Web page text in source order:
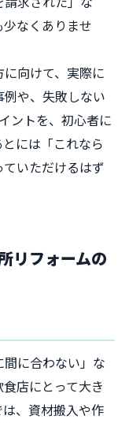
なくありませ
向けて、実際に
や、失敗しない
ントを、初心者に
には「これなら
いただけるはず
リフォームの
間に合わない」な
店にとって大き
、資材搬入や作